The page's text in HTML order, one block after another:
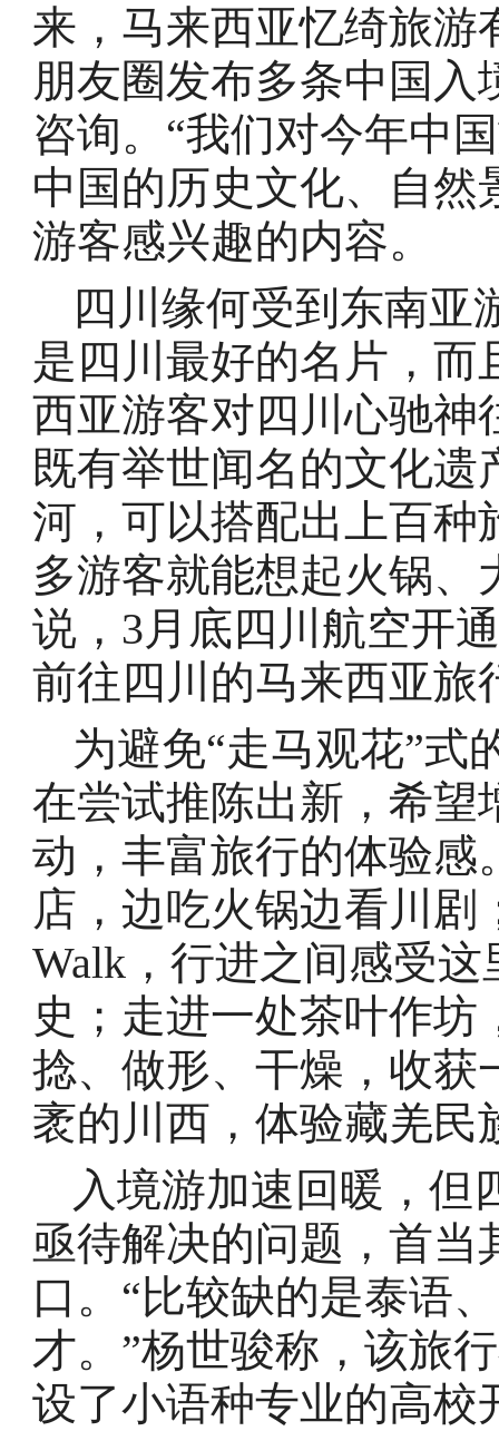
来，马来西亚忆绮旅游
朋友圈发布多条中国
咨询。“我们对今年中
中国的历史文化、自
游客感兴趣的内容。
四川缘何受到东南亚
是四川最好的名片，
西亚游客对四川心驰神
既有举世闻名的文化
河，可以搭配出上百种
多游客就能想起火锅、
说，3月底四川航空开
前往四川的马来西亚旅
为避免“走马观花”式
在尝试推陈出新，希望
动，丰富旅行的体验感
店，边吃火锅边看川
Walk，行进之间感受
史；走进一处茶叶作
捻、做形、干燥，收获
袤的川西，体验藏羌民
入境游加速回暖，但
亟待解决的问题，首
口。“比较缺的是泰语
才。”杨世骏称，该旅
设了小语种专业的高校